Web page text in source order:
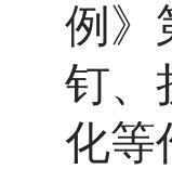
例》
钉、
化等